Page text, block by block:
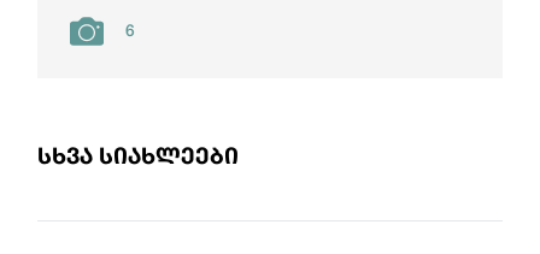
6
სხვა სიახლეები